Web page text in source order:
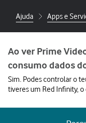
Ajuda Apps e
Ao ver Prime
consumo dados
Sim. Podes controlar o
tiveres um Red Infinity,